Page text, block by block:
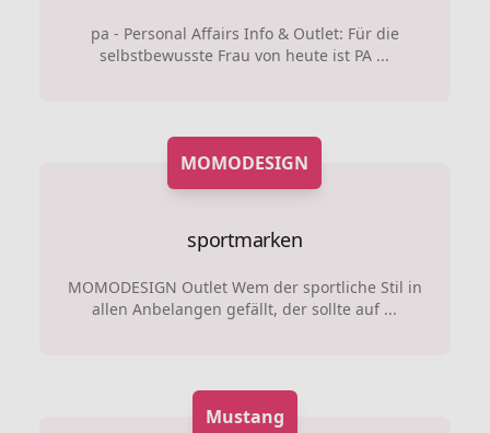
pa - Personal Affairs Info & Outlet: Für die
selbstbewusste Frau von heute ist PA ...
MOMODESIGN
sportmarken
MOMODESIGN Outlet Wem der sportliche Stil in
allen Anbelangen gefällt, der sollte auf ...
Mustang